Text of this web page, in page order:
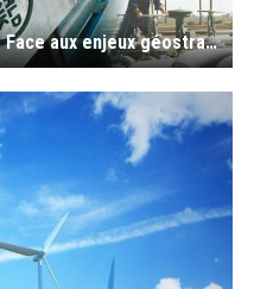
Face aux enjeux géostratégiques, attention à la dérive économique et sociale qui conduira à la déstabilisation de l’Algérie